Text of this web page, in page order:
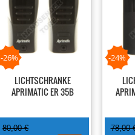
-26%
LICHTSCHRANKE
APRIMATIC ER 35B
80,00 €
-24%
78,00